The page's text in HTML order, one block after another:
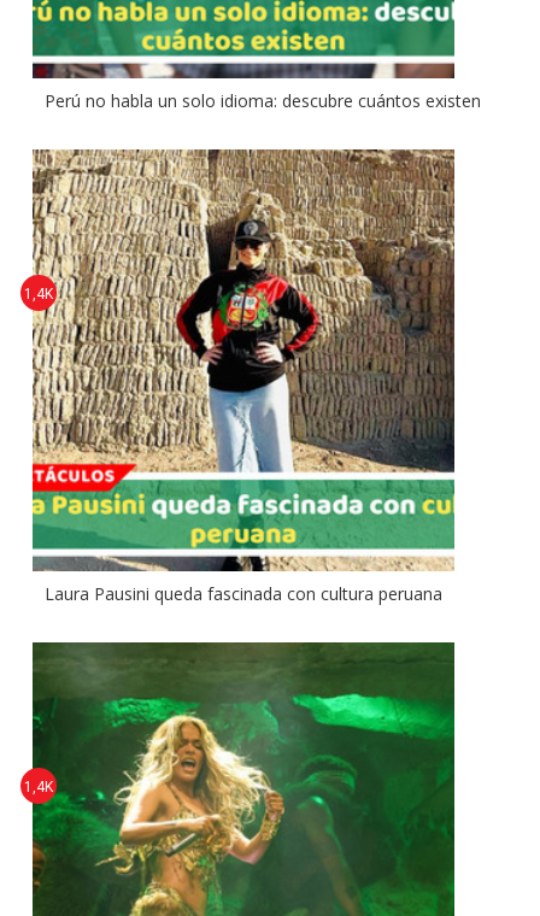
Perú no habla un solo idioma: descubre cuántos existen
Laura Pausini queda fascinada con cultura peruana
1,4K
1,4K